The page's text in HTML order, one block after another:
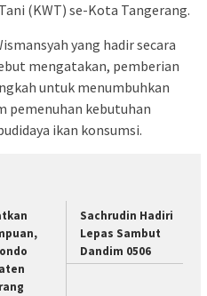
(KWT) se-Kota Tangerang.
yang hadir secara
mengatakan, pemberian
untuk menumbuhkan
pemenuhan kebutuhan
ikan konsumsi.
Sachrudin Hadiri
Lepas Sambut
Dandim 0506